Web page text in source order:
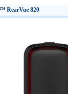
RearVue 820